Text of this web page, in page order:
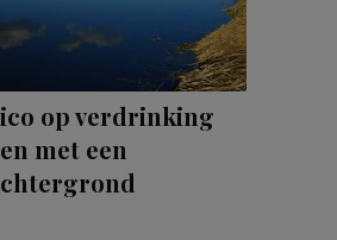
op verdrinking
met een